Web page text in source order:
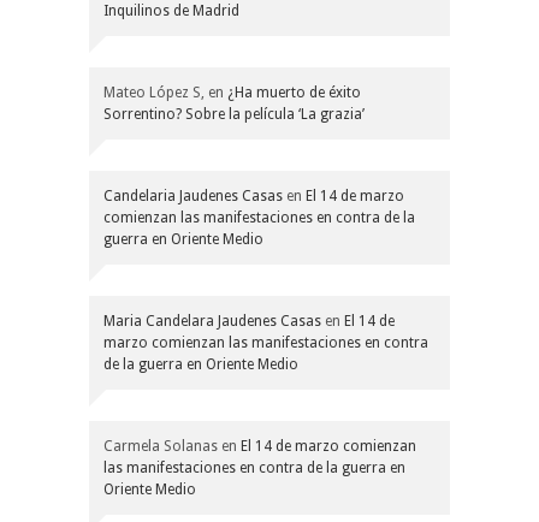
Inquilinos de Madrid
Mateo López S, en ¿Ha muerto de éxito
Sorrentino? Sobre la película ‘La grazia’
Candelaria Jaudenes Casas en El 14 de marzo
comienzan las manifestaciones en contra de la
guerra en Oriente Medio
Maria Candelara Jaudenes Casas en El 14 de
marzo comienzan las manifestaciones en contra
de la guerra en Oriente Medio
Carmela Solanas en El 14 de marzo comienzan
las manifestaciones en contra de la guerra en
Oriente Medio